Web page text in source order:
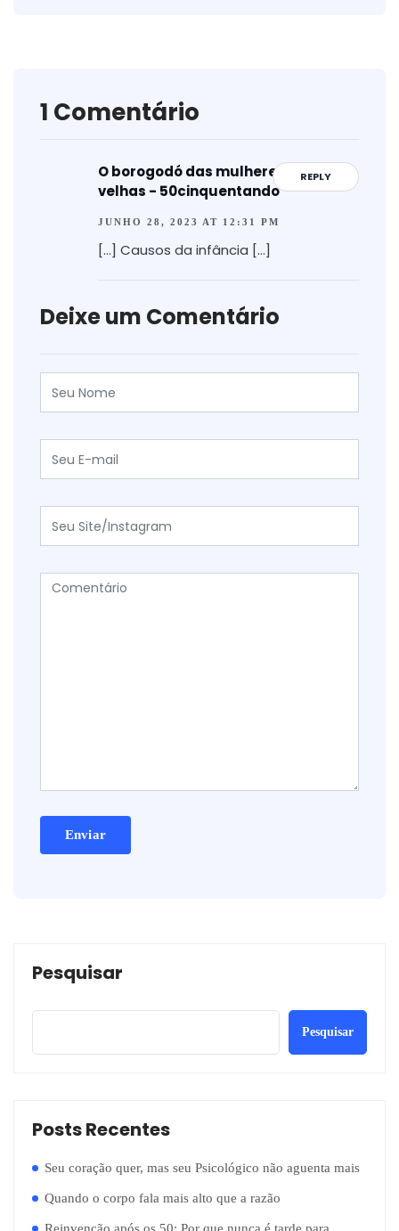
1 Comentário
REPLY
O borogodó das mulheres mais
velhas - 50cinquentando
JUNHO 28, 2023 AT 12:31 PM
[…] Causos da infância […]
Deixe um Comentário
Pesquisar
Pesquisar
Posts Recentes
Seu coração quer, mas seu Psicológico não aguenta mais
Quando o corpo fala mais alto que a razão
Reinvenção após os 50: Por que nunca é tarde para